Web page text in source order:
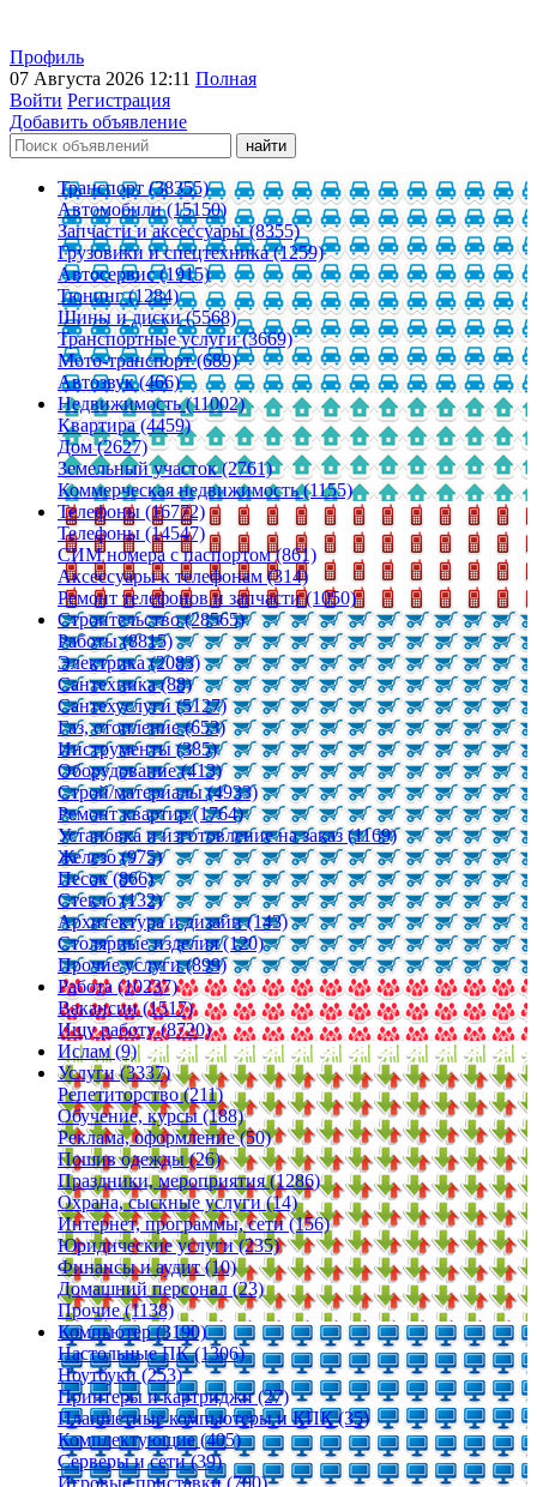
Профиль
07 Августа 2026 12:11 Полная
Войти Регистрация
Добавить объявление
Транспорт (38355)
Автомобили (15150)
Запчасти и аксессуары (8355)
Грузовики и спецтехника (1259)
Автосервис (1915)
Тюнинг (1284)
Шины и диски (5568)
Транспортные услуги (3669)
Мото-транспорт (689)
Автозвук (466)
Недвижимость (11002)
Квартира (4459)
Дом (2627)
Земельный участок (2761)
Коммерческая недвижимость (1155)
Телефоны (16772)
Телефоны (14547)
СИМ номера с паспортом (861)
Аксессуары к телефонам (314)
Ремонт телефонов и запчасти (1050)
Строительство (28565)
Работы (8815)
Электрика (2083)
Сантехника (88)
Сантехуслуги (5127)
Газ, отопление (653)
Инструменты (385)
Оборудование (413)
Строй/материалы (4933)
Ремонт квартир (1764)
Установка и изготовление на заказ (1169)
Железо (975)
Песок (866)
Стекло (132)
Архитектура и дизайн (143)
Столярные изделия (120)
Прочие услуги (899)
Работа (10237)
Вакансии (1517)
Ищу работу (8720)
Ислам (9)
Услуги (3337)
Репетиторство (211)
Обучение, курсы (188)
Реклама, оформление (50)
Пошив одежды (26)
Праздники, мероприятия (1286)
Охрана, сыскные услуги (14)
Интернет, программы, сети (156)
Юридические услуги (235)
Финансы и аудит (10)
Домашний персонал (23)
Прочие (1138)
Компьютер (3190)
Настольные ПК (1306)
Ноутбуки (253)
Принтеры и картриджи (27)
Планшетные компьютеры и КПК (35)
Комплектующие (405)
Серверы и сети (39)
Игровые приставки (700)